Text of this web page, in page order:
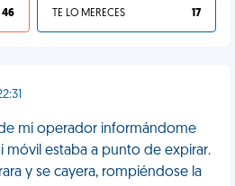
46 TE LO MERECES 17
mi operador informándome
móvil estaba a punto de expirar.
y se cayera, rompiéndose la